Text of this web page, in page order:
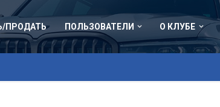
ПРОДАТЬ ПОЛЬЗОВАТЕЛИ О КЛУБЕ